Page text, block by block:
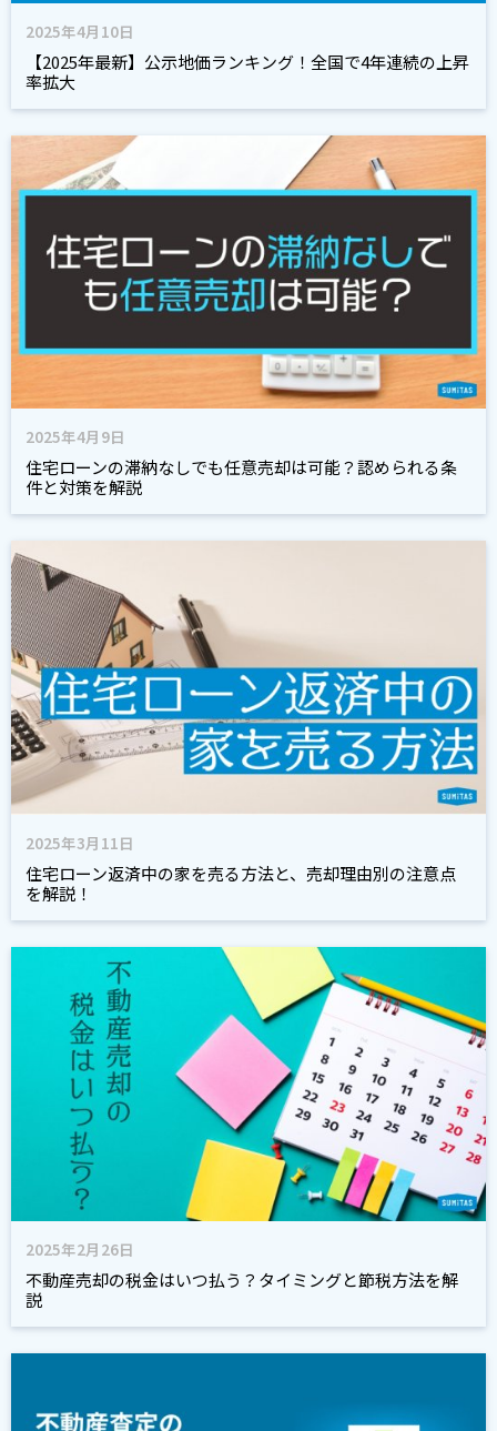
2025年4月10日
【2025年最新】公示地価ランキング！全国で4年連続の上昇
率拡大
2025年4月9日
住宅ローンの滞納なしでも任意売却は可能？認められる条
件と対策を解説
2025年3月11日
住宅ローン返済中の家を売る方法と、売却理由別の注意点
を解説！
2025年2月26日
不動産売却の税金はいつ払う？タイミングと節税方法を解
説